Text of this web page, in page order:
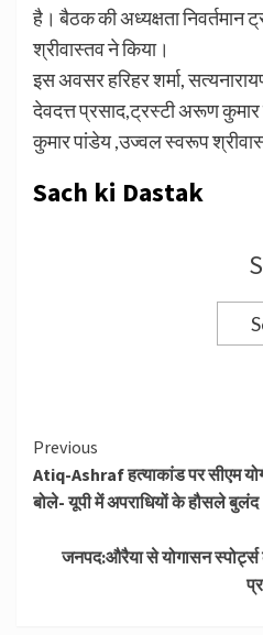
है। बैठक की अध्यक्षता निवर्तमान
श्रीवास्तव ने किया।
इस अवसर हरिहर शर्मा,
देवदत्त प्रसाद,ट्रस्टी अरूण कुमार
कुमार पांडेय ,उज्वल स्वरूप
Sach ki Dastak
Continue
Reading
Previous
Atiq-Ashraf हत्याकांड पर सीएम
बोले- यूपी में अपराधियों के हौसले बुलंद
जनपद:औरैया से योगासन